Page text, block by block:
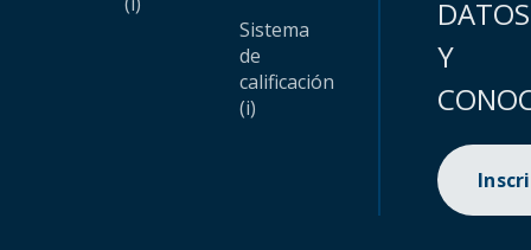
Sistema
de
calificación
(i)
DATOS
Y